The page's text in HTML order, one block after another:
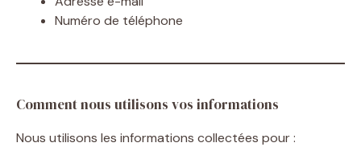
Numéro de téléphone
Comment nous utilisons vos informations
Nous utilisons les informations collectées pour :